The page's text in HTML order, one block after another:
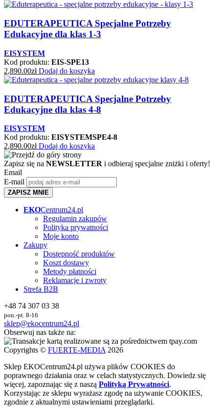
EDUTERAPEUTICA Specjalne Potrzeby
Edukacyjne dla klas 1-3
EISYSTEM
Kod produktu: EIS-SPE13
2,890.00zł Dodaj do koszyka
EDUTERAPEUTICA Specjalne Potrzeby
Edukacyjne dla klas 4-8
EISYSTEM
Kod produktu: EISYSTEMSPE4-8
2,890.00zł Dodaj do koszyka
Zapisz się na NEWSLETTER i odbieraj specjalne zniżki i oferty!
Email
E-mail
ZAPISZ MNIE
EKOCentrum24.pl
Regulamin zakupów
Polityka prywatności
Moje konto
Zakupy
Dostępność produktów
Koszt dostawy
Metody płatności
Reklamacje i zwroty
Strefa B2B
+48 74 307 03 38
pon.-pt. 8-16
sklep@ekocentrum24.pl
Obserwuj nas także na:
Copyrights © FUERTE-MEDIA 2026
Sklep EKOCentrum24.pl używa plików COOKIES do
poprawnego działania oraz w celach statystycznych. Dowiedz się
więcej, zapoznając się z naszą Polityką Prywatności.
Korzystając ze sklepu wyrażasz zgodę na używanie COOKIES,
zgodnie z aktualnymi ustawieniami przeglądarki.